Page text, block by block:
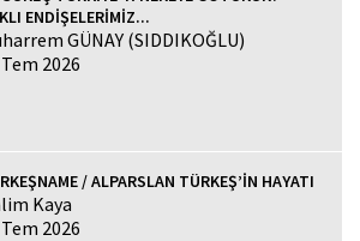
ENDİŞELERİMİZ...
GÜNAY (SIDDIKOĞLU)
2026
/ ALPARSLAN TÜRKEŞ’İN HAYATI
Kaya
2026